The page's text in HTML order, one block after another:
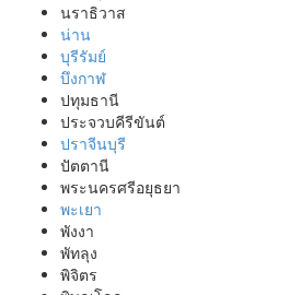
นราธิวาส
น่าน
บุรีรัมย์
บึงกาฬ
ปทุมธานี
ประจวบคีรีขันต์
ปราจีนบุรี
ปัตตานี
พระนครศรีอยุธยา
พะเยา
พังงา
พัทลุง
พิจิตร